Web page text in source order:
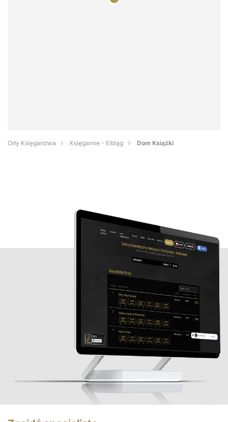
Orły Księgarstwa Księgarnie - Elbląg Dom Książki